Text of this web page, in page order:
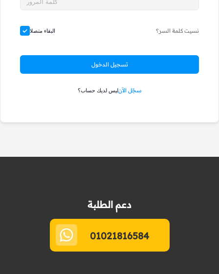
البقاء متصلا نسيت كلمة السر؟
تسجيل الدخول
ليس لديك حساب؟سجّل الآن
دعم الطلبة
01021816584